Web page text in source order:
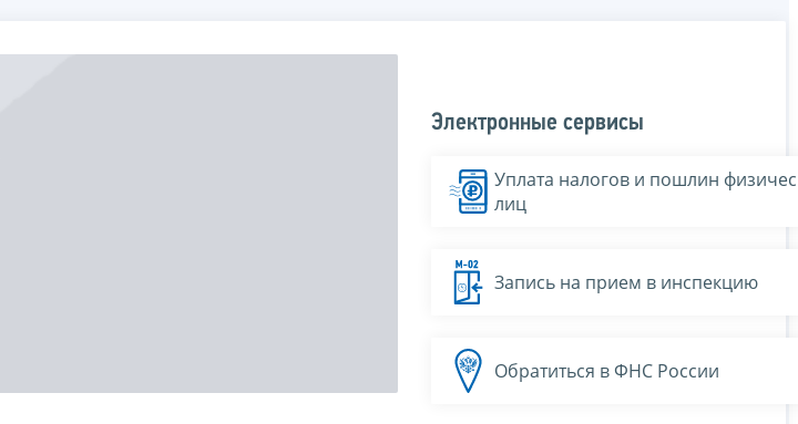
Электронные сервисы
Уплата налогов и пошлин
лиц
Запись на прием в инспекцию
Обратиться в ФНС России